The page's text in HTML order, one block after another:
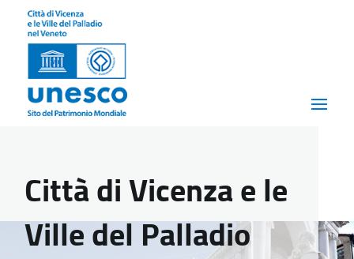
Città di Vicenza e le
Ville del Palladio